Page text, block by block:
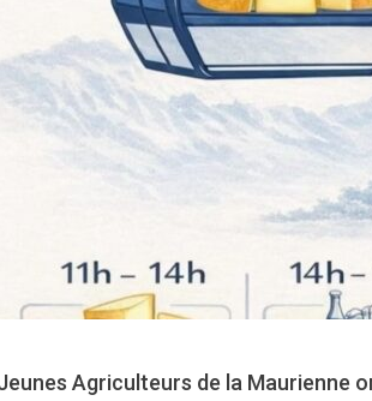
Agriculteurs de la Maurienne